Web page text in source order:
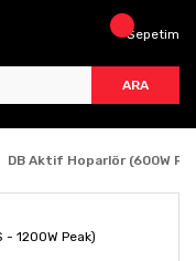
ARA
Sepetim
DB Aktif Hoparlör (600W